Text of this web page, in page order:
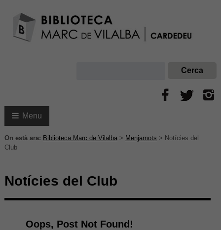
Menu
On està ara: Biblioteca Marc de Vilalba> Menjamots > Notícies del
Club
Notícies del Club
Oops, Post Not Found!